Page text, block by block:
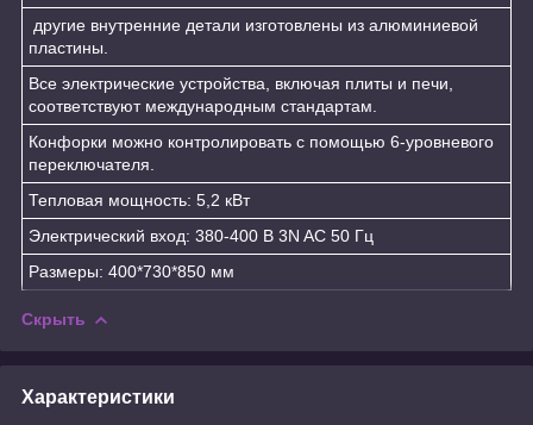
другие внутренние детали изготовлены из алюминиевой
пластины.
Все электрические устройства, включая плиты и печи,
соответствуют международным стандартам.
Конфорки можно контролировать с помощью 6-уровневого
переключателя.
Тепловая мощность: 5,2 кВт
Электрический вход: 380-400 В 3N AC 50 Гц
Размеры: 400*730*850 мм
Скрыть
Характеристики